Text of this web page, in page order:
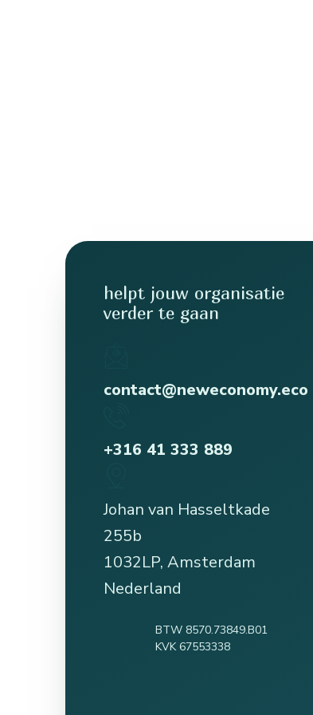
helpt jouw organisatie
verder te gaan
contact@neweconomy.eco
+316 41 333 889
Johan van Hasseltkade
255b
1032LP, Amsterdam
Nederland
BTW 8570.73849.B01
KVK 67553338